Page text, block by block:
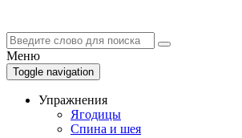
Меню
Toggle navigation
Упражнения
Ягодицы
Спина и шея